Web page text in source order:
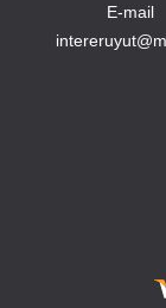
E-mail